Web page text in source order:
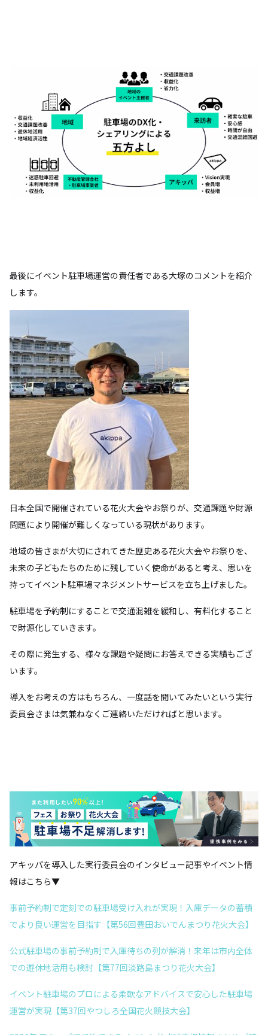
最後にイベント駐車場運営の責任者である大塚のコメントを紹介
します。
日本全国で開催されている花火大会やお祭りが、交通課題や財源
問題により開催が難しくなっている現状があります。
地域の皆さまが大切にされてきた歴史ある花火大会やお祭りを、
未来の子どもたちのために残していく使命があると考え、思いを
持ってイベント駐車場マネジメントサービスを立ち上げました。
駐車場を予約制にすることで交通混雑を緩和し、有料化すること
で財源化していきます。
その際に発生する、様々な課題や疑問にお答えできる実績もござ
います。
導入をお考えの方はもちろん、一度話を聞いてみたいという実行
委員会さまは気兼ねなくご連絡いただければと思います。
アキッパを導入した実行委員会のインタビュー記事やイベント情
報はこちら▼
事前予約制で定刻での駐車場受け入れが実現！入庫データの蓄積
でより良い運営を目指す【第56回豊田おいでんまつり花火大会】
公式駐車場の事前予約制で入庫待ちの列が解消！来年は市内全体
での遊休地活用も検討【第77回淡路島まつり花火大会】
イベント駐車場のプロによる柔軟なアドバイスで安心した駐車場
運営が実現【第37回やつしろ全国花火競技大会】